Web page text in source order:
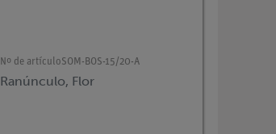
Nº de artículoSOM-BOS-15/20-A
Ranúnculo, Flor